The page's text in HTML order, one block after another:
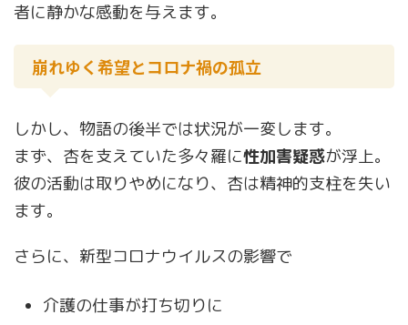
者に静かな感動を与えます。
崩れゆく希望とコロナ禍の孤立
しかし、物語の後半では状況が一変します。
まず、杏を支えていた多々羅に性加害疑惑が浮上。
彼の活動は取りやめになり、杏は精神的支柱を失い
ます。
さらに、新型コロナウイルスの影響で
介護の仕事が打ち切りに